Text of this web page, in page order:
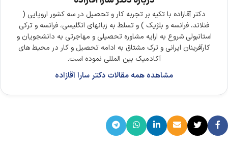
دکتر آقازاده با تکیه بر تجربه کار و تحصیل در سه کشور اروپایی (
فنلاند، فرانسه و بلژیک ) و تسلط به زبانهای انگلیسی، فرانسه و ترکی
استانبولی شروع به ارایه مشاوره تحصیلی و مهاجرتی به دانشجویان و
کارآفرینان ایرانی و ترک مشتاق به ادامه تحصیل و کار در محیط های
آکادمیک بین المللی نموده است.
مشاهده همه مقالات دکتر سارا آقازاده